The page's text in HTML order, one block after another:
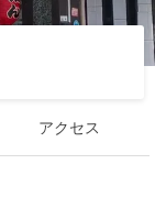
アクセス